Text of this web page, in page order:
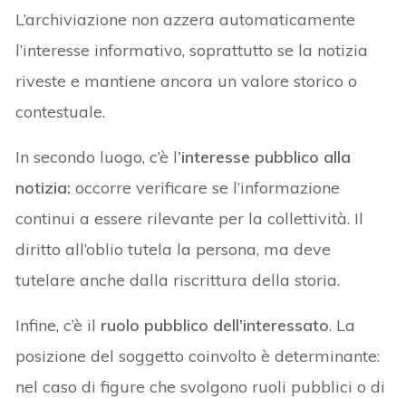
L’archiviazione non azzera automaticamente
l’interesse informativo, soprattutto se la notizia
riveste e mantiene ancora un valore storico o
contestuale.
In secondo luogo, c’è l’interesse pubblico alla
notizia: occorre verificare se l’informazione
continui a essere rilevante per la collettività. Il
diritto all’oblio tutela la persona, ma deve
tutelare anche dalla riscrittura della storia.
Infine, c’è il ruolo pubblico dell’interessato. La
posizione del soggetto coinvolto è determinante:
nel caso di figure che svolgono ruoli pubblici o di